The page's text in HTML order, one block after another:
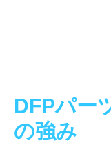
DFPパー
の強み